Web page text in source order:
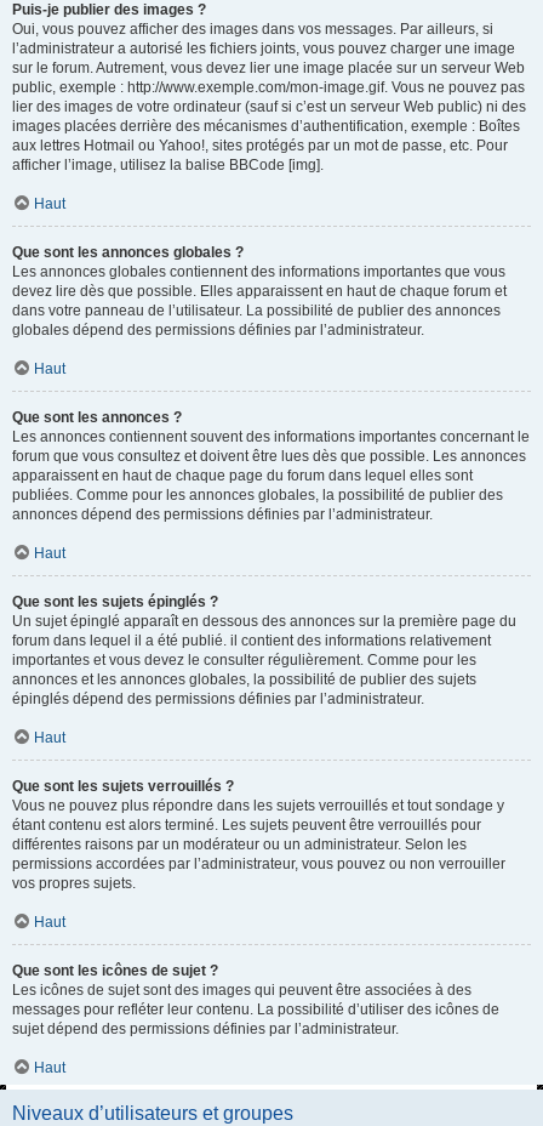
Puis-je publier des images ?
Oui, vous pouvez afficher des images dans vos messages. Par ailleurs, si
l’administrateur a autorisé les fichiers joints, vous pouvez charger une image
sur le forum. Autrement, vous devez lier une image placée sur un serveur Web
public, exemple : http://www.exemple.com/mon-image.gif. Vous ne pouvez pas
lier des images de votre ordinateur (sauf si c’est un serveur Web public) ni des
images placées derrière des mécanismes d’authentification, exemple : Boîtes
aux lettres Hotmail ou Yahoo!, sites protégés par un mot de passe, etc. Pour
afficher l’image, utilisez la balise BBCode [img].
Haut
Que sont les annonces globales ?
Les annonces globales contiennent des informations importantes que vous
devez lire dès que possible. Elles apparaissent en haut de chaque forum et
dans votre panneau de l’utilisateur. La possibilité de publier des annonces
globales dépend des permissions définies par l’administrateur.
Haut
Que sont les annonces ?
Les annonces contiennent souvent des informations importantes concernant le
forum que vous consultez et doivent être lues dès que possible. Les annonces
apparaissent en haut de chaque page du forum dans lequel elles sont
publiées. Comme pour les annonces globales, la possibilité de publier des
annonces dépend des permissions définies par l’administrateur.
Haut
Que sont les sujets épinglés ?
Un sujet épinglé apparaît en dessous des annonces sur la première page du
forum dans lequel il a été publié. il contient des informations relativement
importantes et vous devez le consulter régulièrement. Comme pour les
annonces et les annonces globales, la possibilité de publier des sujets
épinglés dépend des permissions définies par l’administrateur.
Haut
Que sont les sujets verrouillés ?
Vous ne pouvez plus répondre dans les sujets verrouillés et tout sondage y
étant contenu est alors terminé. Les sujets peuvent être verrouillés pour
différentes raisons par un modérateur ou un administrateur. Selon les
permissions accordées par l’administrateur, vous pouvez ou non verrouiller
vos propres sujets.
Haut
Que sont les icônes de sujet ?
Les icônes de sujet sont des images qui peuvent être associées à des
messages pour refléter leur contenu. La possibilité d’utiliser des icônes de
sujet dépend des permissions définies par l’administrateur.
Haut
Niveaux d’utilisateurs et groupes